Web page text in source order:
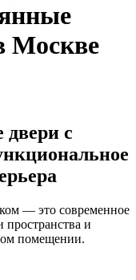
Москве
с
— это современное
пространства и
помещении.